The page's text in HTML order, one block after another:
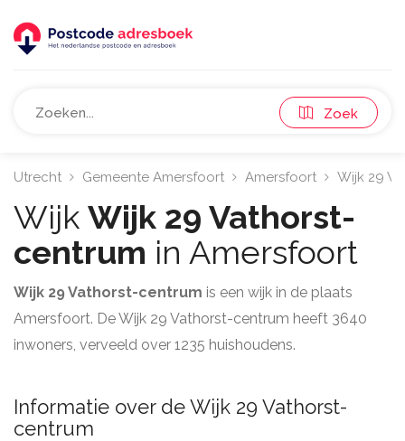
Zoek
Utrecht Gemeente Amersfoort Amersfoort Wijk 29
Wijk Wijk 29 Vathorst-
centrum in Amersfoort
Wijk 29 Vathorst-centrum is een wijk in de plaats
Amersfoort. De Wijk 29 Vathorst-centrum heeft 3640
inwoners, verveeld over 1235 huishoudens.
Informatie over de Wijk 29 Vathorst-
centrum